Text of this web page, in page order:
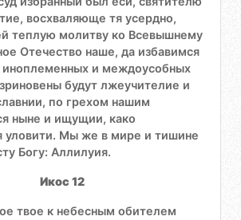
восхваляюще тя усердно,
теплую молитву ко Всевышнему
Отечество наше, да избавимся
иноплеменных и междоусобных
будут лжеучителие и
по грехом нашим
ныне и ищущии, како
уловити. Мы же в мире и тишине
Богу: Аллилуия.
Икос 12
твое к небесным обителем